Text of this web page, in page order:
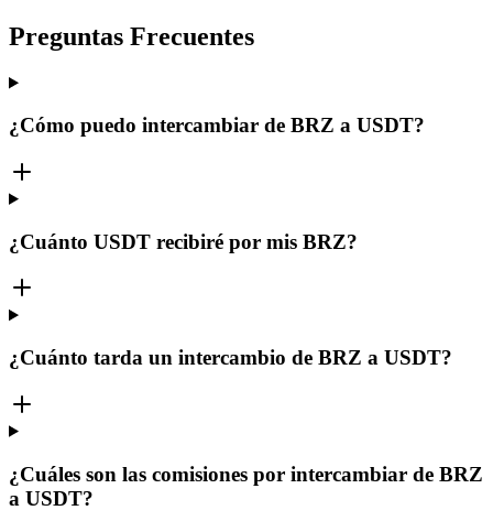
Preguntas Frecuentes
¿Cómo puedo intercambiar de BRZ a USDT?
¿Cuánto USDT recibiré por mis BRZ?
¿Cuánto tarda un intercambio de BRZ a USDT?
¿Cuáles son las comisiones por intercambiar de BRZ
a USDT?